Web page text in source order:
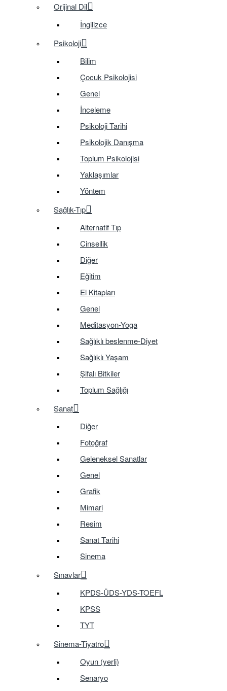
Orijinal Dil
İngilizce
Psikoloji
Bilim
Çocuk Psikolojisi
Genel
İnceleme
Psikoloji Tarihi
Psikolojik Danışma
Toplum Psikolojisi
Yaklaşımlar
Yöntem
Sağlık-Tıp
Alternatif Tıp
Cinsellik
Diğer
Eğitim
El Kitapları
Genel
Meditasyon-Yoga
Sağlıklı beslenme-Diyet
Sağlıklı Yaşam
Şifalı Bitkiler
Toplum Sağlığı
Sanat
Diğer
Fotoğraf
Geleneksel Sanatlar
Genel
Grafik
Mimari
Resim
Sanat Tarihi
Sinema
Sınavlar
KPDS-ÜDS-YDS-TOEFL
KPSS
TYT
Sinema-Tiyatro
Oyun (yerli)
Senaryo